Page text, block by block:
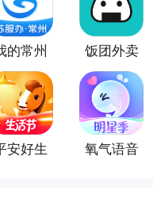
的常州
app
饭团外卖
app
安好生
氧气语音